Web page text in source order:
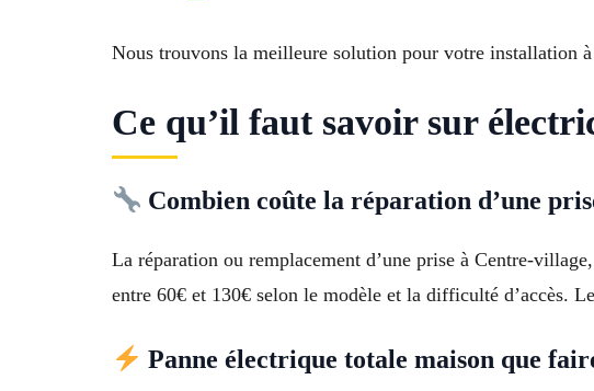
Nous trouvons la meilleure solution pour votre installation
Ce qu’il faut savoir sur
Combien coûte la réparation d’une
La réparation ou remplacement d’une prise à Centre-
entre 60€ et 130€ selon le modèle et la difficulté d’accès.
Panne électrique totale maison que